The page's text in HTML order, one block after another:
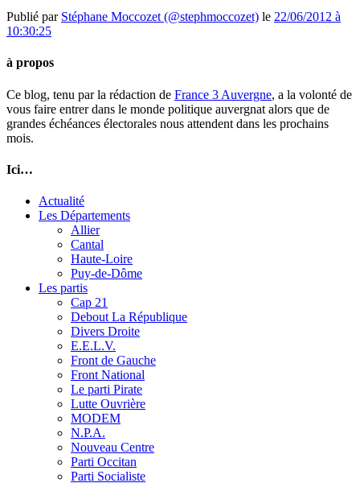
Publié par Stéphane Moccozet (@stephmoccozet) le 22/06/2012 à
10:30:25
à propos
Ce blog, tenu par la rédaction de France 3 Auvergne, a la volonté de
vous faire entrer dans le monde politique auvergnat alors que de
grandes échéances électorales nous attendent dans les prochains
mois.
Ici…
Actualité
Les Départements
Allier
Cantal
Haute-Loire
Puy-de-Dôme
Les partis
Cap 21
Debout La République
Divers Droite
E.E.L.V.
Front de Gauche
Front National
Le parti Pirate
Lutte Ouvrière
MODEM
N.P.A.
Nouveau Centre
Parti Occitan
Parti Socialiste